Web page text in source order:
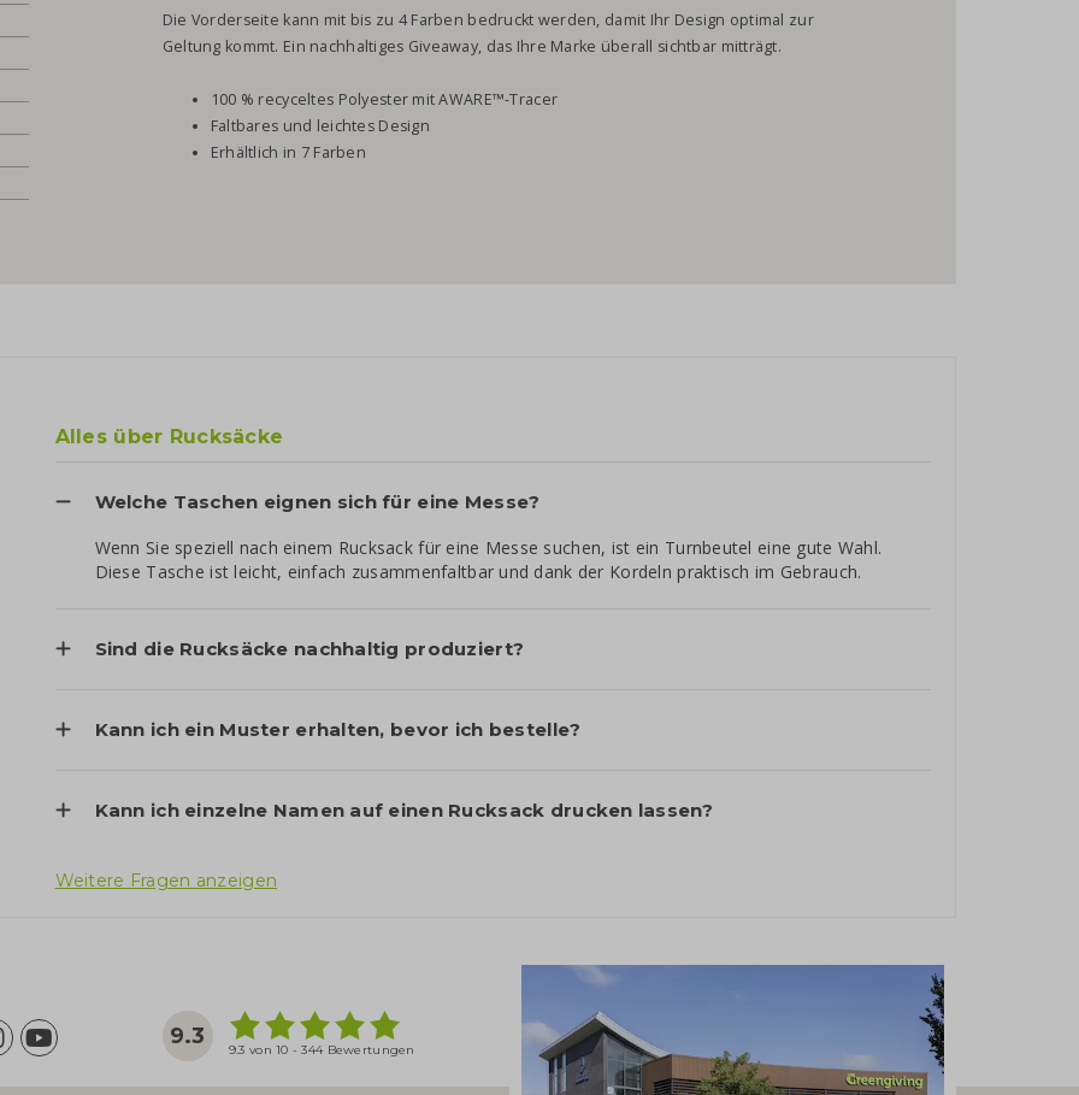
Die Vorderseite kann mit bis zu 4 Farben bedruckt werden, damit Ihr Design optimal zur
Geltung kommt. Ein nachhaltiges Giveaway, das Ihre Marke überall sichtbar mitträgt.
100 % recyceltes Polyester mit AWARE™-Tracer
Faltbares und leichtes Design
Erhältlich in 7 Farben
Alles über Rucksäcke
Welche Taschen eignen sich für eine Messe?
Wenn Sie speziell nach einem Rucksack für eine Messe suchen, ist ein Turnbeutel eine gute Wahl.
Diese Tasche ist leicht, einfach zusammenfaltbar und dank der Kordeln praktisch im Gebrauch.
Sind die Rucksäcke nachhaltig produziert?
Kann ich ein Muster erhalten, bevor ich bestelle?
Kann ich einzelne Namen auf einen Rucksack drucken lassen?
Weitere Fragen anzeigen
9.3
9.3 von 10 - 344 Bewertungen